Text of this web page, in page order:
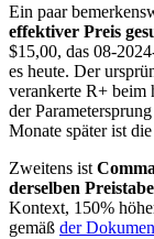
Ein paar
effektiver Preis
$15,00, das 08-
es heute. Der
verankerte R+ beim
der
Monate später ist
Zweitens ist
derselben
Kontext, 150%
gemäß der